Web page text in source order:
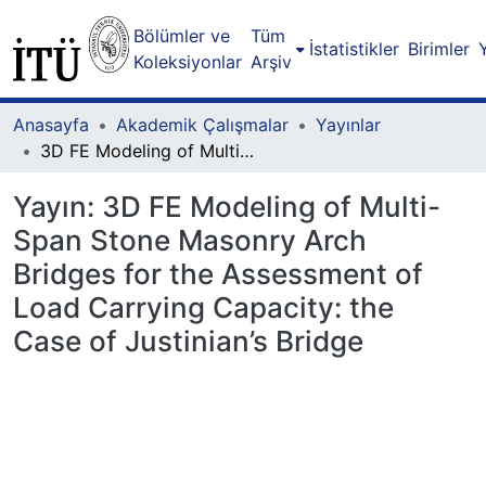
Bölümler ve
Koleksiyonlar
Tüm
Arşiv
İstatistikler Birimler
Anasayfa Akademik Çalışmalar
Yayınlar
3D FE Modeling of Multi-Span Stone Masonry Arch Bridges for the Assessment of Load Carrying Capacity: the Case of Justinian’s Bridge
Yayın: 3D FE Modeling of Multi-
Span Stone Masonry Arch
Bridges for the Assessment of
Load Carrying Capacity: the
Case of Justinian’s Bridge